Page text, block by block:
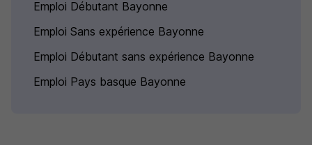
Emploi Débutant Bayonne
Emploi Sans expérience Bayonne
Emploi Débutant sans expérience Bayonne
Emploi Pays basque Bayonne